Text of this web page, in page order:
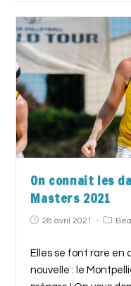
On connait les
Masters 2021
28 avril 2021
Elles se font rare en
nouvelle : le